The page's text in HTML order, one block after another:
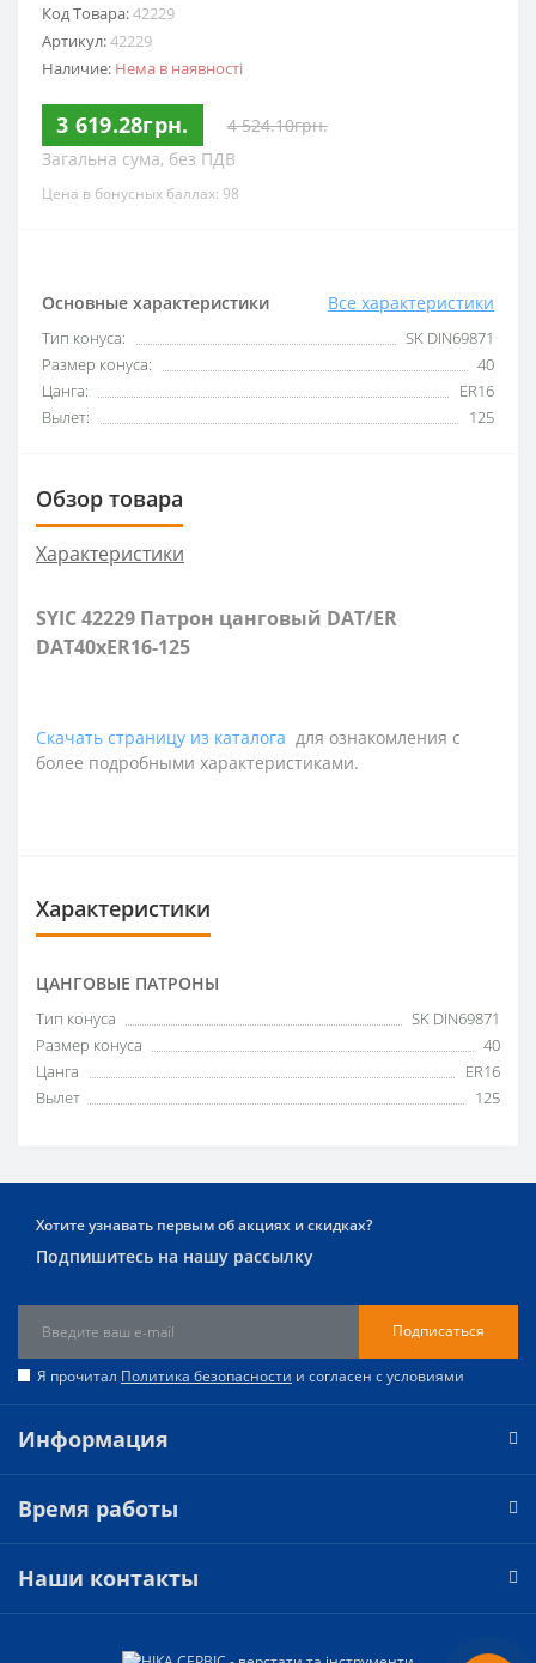
Код Товара:42229
Артикул:42229
Наличие: Нема в наявності
3 619.28грн.
4 524.10грн.
Загальна сума, без ПДВ
Цена в бонусных баллах: 98
Основные характеристики Все характеристики
Тип конуса:
SK DIN69871
Размер конуса:
40
Цанга:
ER16
Вылет:
125
Обзор товара
Характеристики
SYIC 42229 Патрон цанговый DAT/ER
DAT40xER16-125
Скачать страницу из каталога для ознакомления с
более подробными характеристиками.
Характеристики
ЦАНГОВЫЕ ПАТРОНЫ
Тип конуса
SK DIN69871
Размер конуса
40
Цанга
ER16
Вылет
125
Хотите узнавать первым об акциях и скидках?
Подпишитесь на нашу рассылку
Подписаться
Я прочитал Политика безопасности и согласен с условиями
Информация
Время работы
Наши контакты